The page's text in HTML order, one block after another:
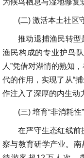
为候鸟栖息与湿地修复
(二) 激活本土社区
推动退捕渔民转型
渔民构成的专业护鸟
人”凭借对湖情的熟知
代的作用，实现了从“
作注入了深厚的内生动
(三) 培育“非消耗性
在严守生态红线前
察与教育研学产业。南